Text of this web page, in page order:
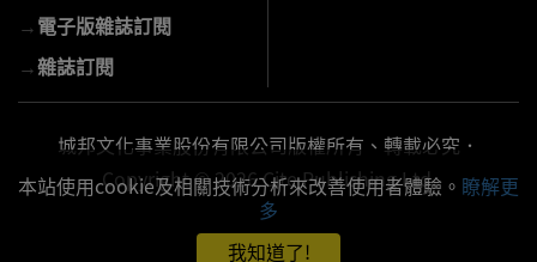
→電子版雜誌訂閱
→雜誌訂閱
城邦文化事業股份有限公司版權所有、轉載必究．
Copyright © 2026 Cite Publishing Ltd.
本站使用cookie及相關技術分析來改善使用者體驗。 瞭解更
多
我知道了!